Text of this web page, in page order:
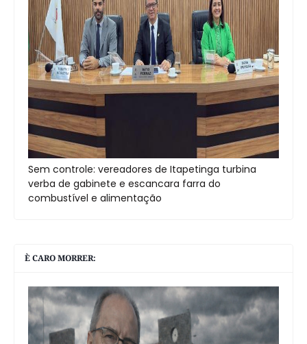
Sem controle: vereadores de Itapetinga turbina
verba de gabinete e escancara farra do
combustível e alimentação
È CARO MORRER: